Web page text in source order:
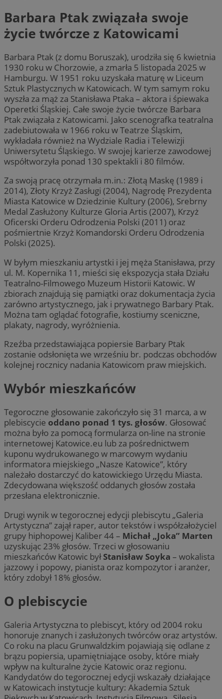
Barbara Ptak związała swoje
życie twórcze z Katowicami
Barbara Ptak (z domu Boruszak), urodziła się 6 kwietnia
1930 roku w Chorzowie, a zmarła 5 listopada 2025 w
Hamburgu. W 1951 roku uzyskała maturę w Liceum
Sztuk Plastycznych w Katowicach. W tym samym roku
wyszła za mąż za Stanisława Ptaka – aktora i śpiewaka
Operetki Śląskiej. Całe swoje życie twórcze Barbara
Ptak związała z Katowicami. Jako scenografka teatralna
zadebiutowała w 1966 roku w Teatrze Śląskim,
wykładała również na Wydziale Radia i Telewizji
Uniwersytetu Śląskiego. W swojej karierze zawodowej
współtworzyła ponad 130 spektakli i 80 filmów.
Za swoją pracę otrzymała m.in.: Złotą Maskę (1989 i
2014), Złoty Krzyż Zasługi (2004), Nagrodę Prezydenta
Miasta Katowice w Dziedzinie Kultury (2006), Srebrny
Medal Zasłużony Kulturze Gloria Artis (2007), Krzyż
Oficerski Orderu Odrodzenia Polski (2011) oraz
pośmiertnie Krzyż Komandorski Orderu Odrodzenia
Polski (2025).
W byłym mieszkaniu artystki i jej męża Stanisława, przy
ul. M. Kopernika 11, mieści się ekspozycja stała Działu
Teatralno-Filmowego Muzeum Historii Katowic. W
zbiorach znajdują się pamiątki oraz dokumentacja życia
zarówno artystycznego, jak i prywatnego Barbary Ptak.
Można tam oglądać fotografie, kostiumy sceniczne,
plakaty, nagrody, wyróżnienia.
Rzeźba przedstawiająca popiersie Barbary Ptak
zostanie odsłonięta we wrześniu br. podczas obchodów
kolejnej rocznicy nadania Katowicom praw miejskich.
Wybór mieszkańców
Tegoroczne głosowanie zakończyło się 31 marca, a w
plebiscycie oddano ponad 1 tys. głosów. Głosować
można było za pomocą formularza on-line na stronie
internetowej Katowice.eu lub za pośrednictwem
kuponu wydrukowanego w marcowym wydaniu
informatora miejskiego „Nasze Katowice”, który
należało dostarczyć do katowickiego Urzędu Miasta.
Zdecydowana większość oddanych głosów została
przesłana elektronicznie.
Drugi wynik w tegorocznej edycji plebiscytu „Galeria
Artystyczna” zajął raper, autor tekstów i współzałożyciel
grupy hiphopowej Kaliber 44 – Michał „Joka” Marten
uzyskując 23% głosów. Trzeci w głosowaniu
mieszkańców Katowic byłStanisław Soyka – wokalista
jazzowy i popowy, pianista oraz kompozytor i aranżer,
który zdobył 18% głosów.
O plebiscycie
Galeria Artystyczna to plebiscyt, który od 2004 roku
honoruje znanych i zasłużonych twórców oraz artystów.
Co roku na placu Grunwaldzkim pojawiają się odlane z
brązu popiersia, upamiętniające osoby, które miały
wpływ na kulturalne życie Katowic oraz regionu.
Kandydatów do tegorocznej edycji wskazały działające
w Katowicach instytucje kultury: Akademia Sztuk